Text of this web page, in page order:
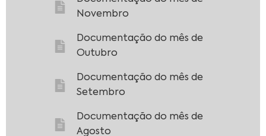
Novembro
Documentação do mês de
Outubro
Documentação do mês de
Setembro
Documentação do mês de
Agosto